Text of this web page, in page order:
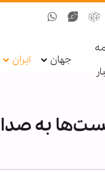
جهان ایران
به صدا